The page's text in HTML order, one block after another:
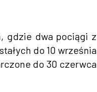
gdzie dwa pociągi z
do 10 września
do 30 czerwca